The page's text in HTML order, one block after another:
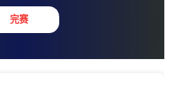
:
完赛